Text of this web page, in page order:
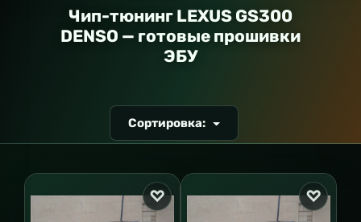
Чип-тюнинг LEXUS GS300
DENSO — готовые прошивки
ЭБУ
Сортировка: